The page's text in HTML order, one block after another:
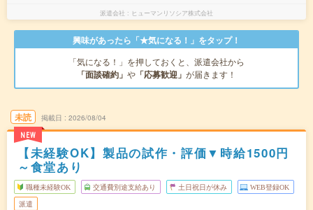
派遣会社 ヒューマンリソシア株式会社
興味があったら「★気になる！」をタップ！
「気になる！」を押しておくと、派遣会社から
「面談確約」 や 「応募歓迎」 が届きます！
未読
NEW
掲載日 2026/08/04
【未経験OK】製品の試作・評価▼時給1500円
～食堂あり
職種未経験OK 交通費別途支給あり 土日祝日が休み WEB登録OK
派遣